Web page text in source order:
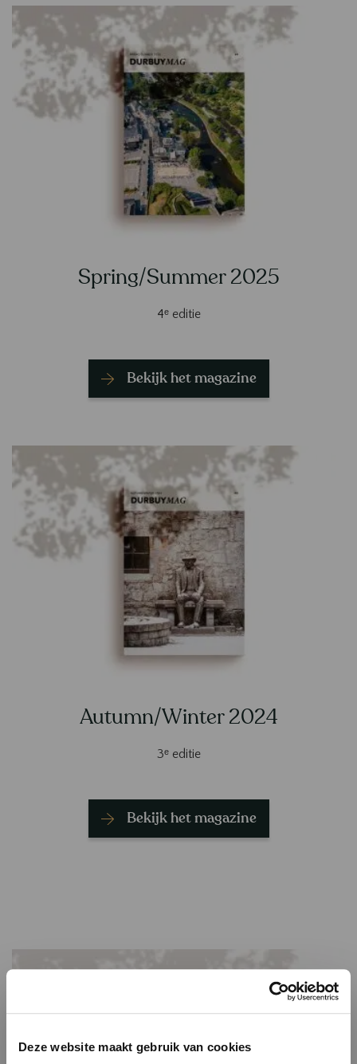
Deze website maakt gebruik van cookies
Spring/Summer 2025
4ᵉ editie
Bekijk het magazine
Autumn/Winter 2024
3ᵉ editie
Bekijk het magazine